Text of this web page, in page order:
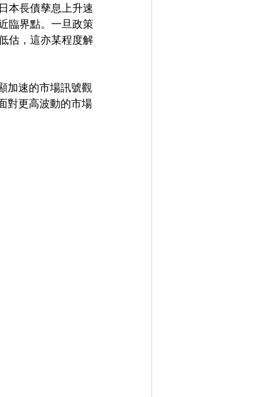
本長債孳息上升速
臨界點。一旦政策
估，這亦某程度解
加速的市場訊號觀
對更高波動的市場